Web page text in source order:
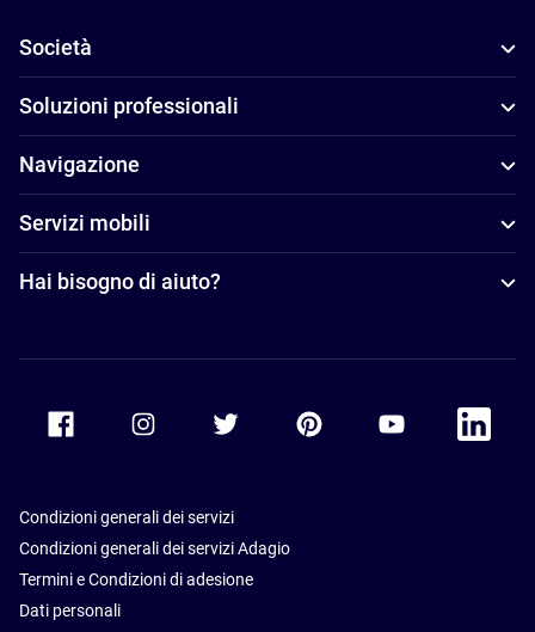
Società
Soluzioni professionali
Navigazione
Servizi mobili
Hai bisogno di aiuto?
Accor Facebook Accor TwitterAccor PinterestAccor Youtube
Accor
Condizioni generali dei servizi
Condizioni generali dei servizi Adagio
Termini e Condizioni di adesione
Dati personali